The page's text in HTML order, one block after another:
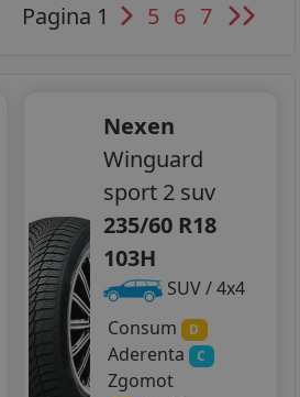
Pagina 1 5 6 7
Nexen
Winguard
sport 2 suv
235/60 R18
103H
SUV / 4x4
Consum
D
Aderenta C
Zgomot